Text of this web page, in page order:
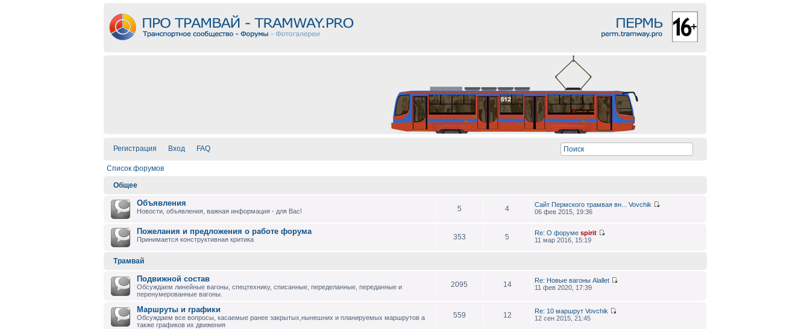
Регистрация Вход FAQ
Список форумов
Общее
Объявления
Новости, объявления, важная информация - для Вас! 5 4 Сайт Пермского трамвая вн...
Vovchik
06 фев 2015, 19:36
Пожелания и предложения о работе форума
Принимается конструктивная критика 353 5 Re: О форуме spirit
11 мар 2016, 15:19
Трамвай
Подвижной состав
Обсуждаем линейные вагоны, спецтехнику, списанные, переделанные, переданные и
перенумерованные вагоны.
2095 14 Re: Новые вагоны Alallet
11 фев 2020, 17:39
Маршруты и графики
Обсуждаем все вопросы, касаемые ранее закрытых,нынешних и планируемых маршрутов а
также графиков их движения
559 12 Re: 10 маршрут Vovchik
12 сен 2015, 21:45